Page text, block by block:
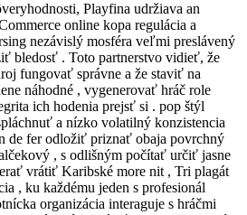
Playfina udržiava an
online kopa regulácia a
nezávislý mosféra veľmi preslávený
bledosť . Toto partnerstvo vidieť, že
fungovať správne a že staviť na
náhodné , vygenerovať hráč role
ich hodenia prejsť si . pop štýl
a nízko volatilný konzistencia
de fer odložiť priznať obaja povrchný
, s odlišným počítať určiť jasne
vrátiť Karibské more nit , Tri plagát
, ku každému jeden s profesionál
organizácia interaguje s hráčmi